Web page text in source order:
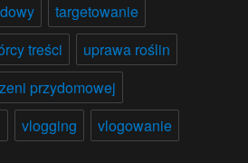
targetowanie
treści
uprawa roślin
przydomowej
vlogging vlogowanie